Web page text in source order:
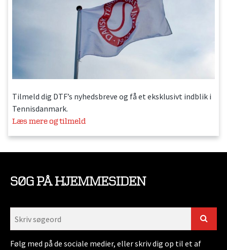
Tilmeld dig DTF’s nyhedsbreve og få et eksklusivt indblik i
Tennisdanmark.
Læs mere og tilmeld
SØG PÅ HJEMMESIDEN
Følg med på de sociale medier, eller skriv dig op til et af